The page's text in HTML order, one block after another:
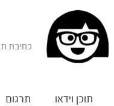
כתיבת
תוכן וידאו תרגום